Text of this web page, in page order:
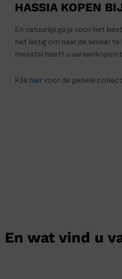
HASSIA KOPEN
En natuurlijk ga je voor het
het lastig om naar de winkel
meestal heeft u uw aankopen
Klik hiervoor de gehele
En wat vind u